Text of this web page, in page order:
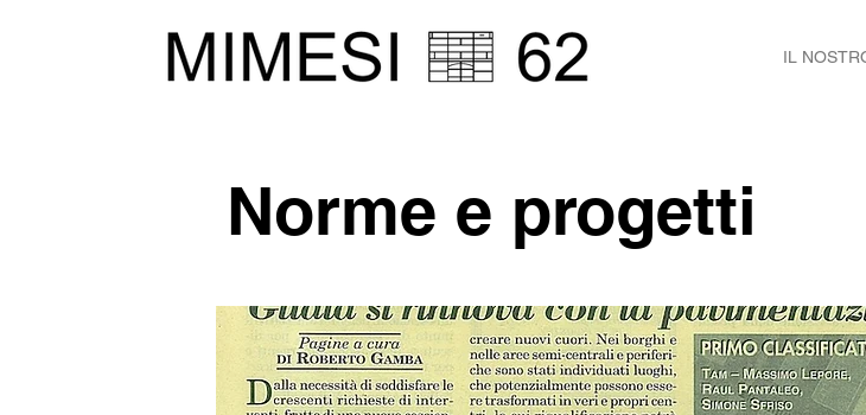
IL
Norme e progetti